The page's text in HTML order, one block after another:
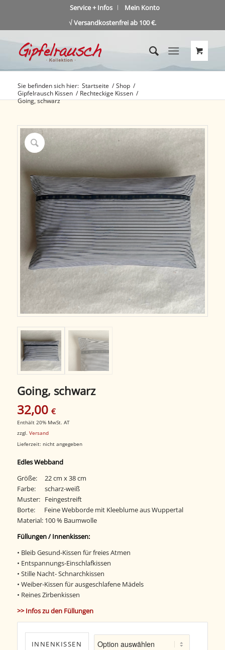
Service + Infos
Mein Konto
√ Versandkostenfrei ab 100 €.
Sie befinden sich hier: Startseite / Shop /
Gipfelrausch Kissen / Rechteckige Kissen /
Going, schwarz
Going, schwarz
32,00 €
Enthält 20% MwSt. AT
zzgl. Versand
Lieferzeit: nicht angegeben
Edles Webband
Größe: 22 cm x 38 cm
Farbe: scharz-weiß
Muster: Feingestreift
Borte: Feine Webborde mit Kleeblume aus Wuppertal
Material: 100 % Baumwolle
Füllungen / Innenkissen:
• Bleib Gesund-Kissen für freies Atmen
• Entspannungs-Einschlafkissen
• Stille Nacht- Schnarchkissen
• Weiber-Kissen für ausgeschlafene Mädels
• Reines Zirbenkissen
>> Infos zu den Füllungen
INNENKISSEN